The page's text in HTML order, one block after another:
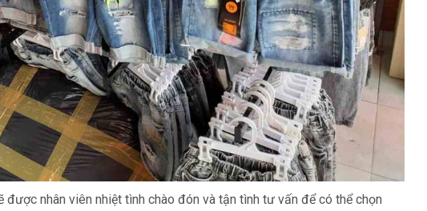
nhân viên nhiệt tình chào đón và tận tình tư vấn để có thể chọn